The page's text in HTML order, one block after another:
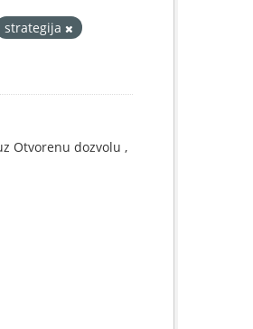
strategija
Otvorenu dozvolu ,